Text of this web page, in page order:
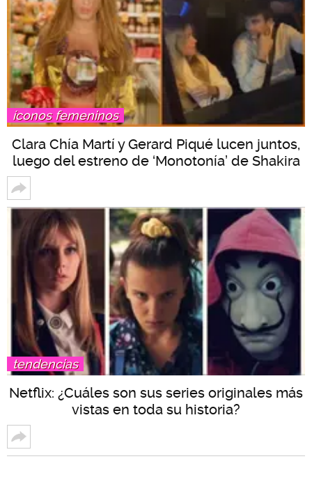
íconos femeninos
Clara Chía Martí y Gerard Piqué lucen juntos,
luego del estreno de ‘Monotonía’ de Shakira
tendencias
Netflix: ¿Cuáles son sus series originales más
vistas en toda su historia?